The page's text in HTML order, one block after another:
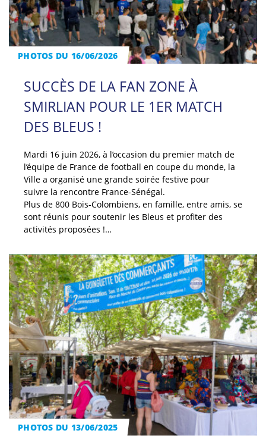
PHOTOS DU 16/06/2026
SUCCÈS DE LA FAN ZONE À
SMIRLIAN POUR LE 1ER MATCH
DES BLEUS !
Mardi 16 juin 2026, à l’occasion du premier match de
l’équipe de France de football en coupe du monde, la
Ville a organisé une grande soirée festive pour
suivre la rencontre France-Sénégal.
Plus de 800 Bois-Colombiens, en famille, entre amis, se
sont réunis pour soutenir les Bleus et profiter des
activités proposées !…
PHOTOS DU 13/06/2025